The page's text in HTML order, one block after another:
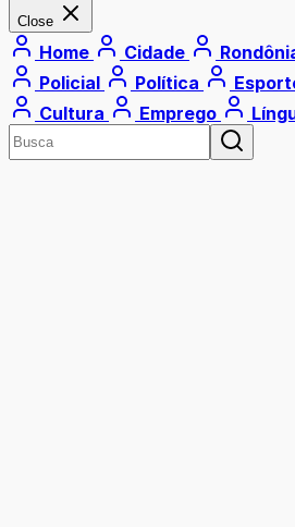
Close
Home Cidade
Policial
Política
Cultura
Emprego